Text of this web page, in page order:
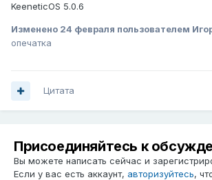
KeeneticOS 5.0.6
Изменено 24 февраля пользователем
опечатка
Цитата
Присоединяйтесь к
Вы можете написать сейчас и
Если у вас есть аккаунт, авторизуйтесь,